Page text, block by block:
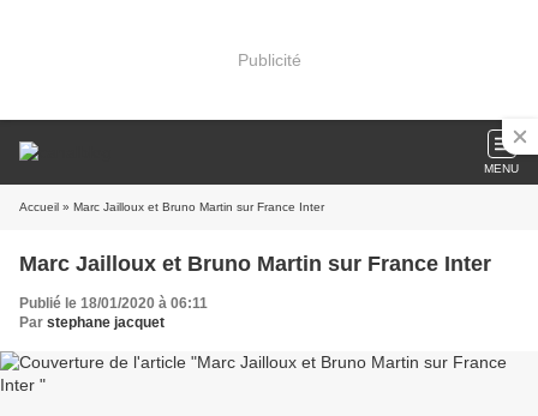
Publicité
MENU
Accueil » Marc Jailloux et Bruno Martin sur France Inter
Marc Jailloux et Bruno Martin sur France Inter
Publié le 18/01/2020 à 06:11
Par stephane jacquet